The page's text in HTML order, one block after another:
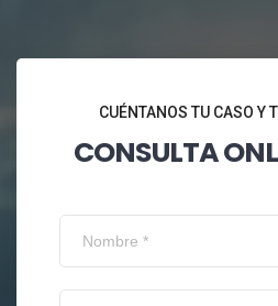
CUÉNTANOS TU CASO Y
CONSULTA